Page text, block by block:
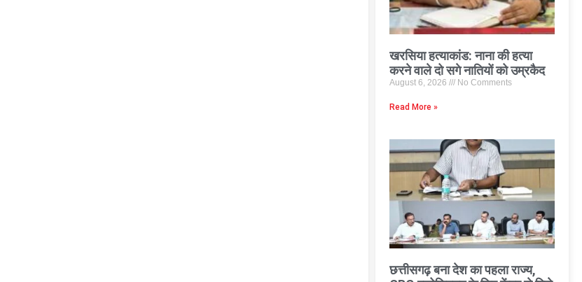
खरसिया हत्याकांड: नाना की हत्या
करने वाले दो सगे नातियों को उम्रकैद
August 6, 2026 No Comments
Read More »
छत्तीसगढ़ बना देश का पहला राज्य,